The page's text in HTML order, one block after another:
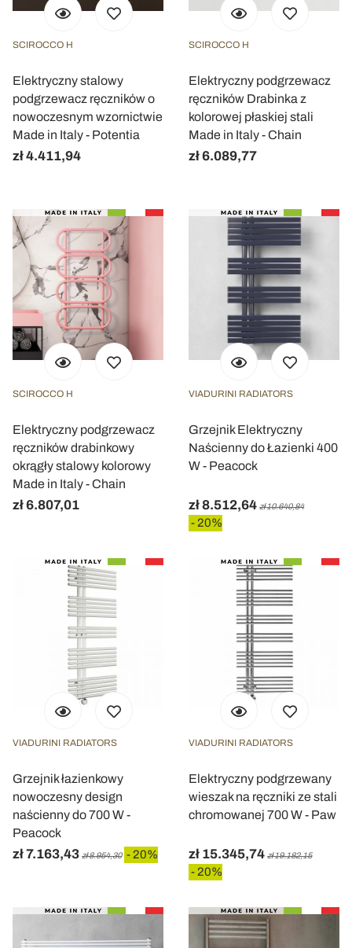
informazioni sul modo in cui utilizza il nostro sito con i
con altre informazioni che ha fornito loro o che hanno
raccolto dal suo utilizzo dei loro servizi.
SCIROCCO H
Elektryczny stalowy
podgrzewacz ręczników o
nowoczesnym wzornictwie
Made in Italy - Potentia
zł 4.411,94
SCIROCCO H
Elektryczny podgrzewacz
ręczników Drabinka z
kolorowej płaskiej stali
Made in Italy - Chain
zł 6.089,77
SCIROCCO H
Elektryczny podgrzewacz
ręczników drabinkowy
okrągły stalowy kolorowy
Made in Italy - Chain
zł 6.807,01
VIADURINI RADIATORS
Grzejnik Elektryczny
Naścienny do Łazienki 400
W - Peacock
zł 8.512,64 zł 10.640,84
- 20%
VIADURINI RADIATORS
Grzejnik łazienkowy
nowoczesny design
naścienny do 700 W -
Peacock
zł 7.163,43 zł 8.954,30 - 20%
VIADURINI RADIATORS
Elektryczny podgrzewany
wieszak na ręczniki ze stali
chromowanej 700 W - Paw
zł 15.345,74 zł 19.182,15
- 20%